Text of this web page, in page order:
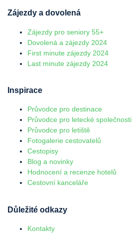
Zájezdy a dovolená
Zájezdy pro seniory 55+
Dovolená a zájezdy 2024
First minute zájezdy 2024
Last minute zájezdy 2024
Inspirace
Průvodce pro destinace
Průvodce pro letecké společnosti
Průvodce pro letiště
Fotogalerie cestovatelů
Cestopisy
Blog a novinky
Hodnocení a recenze hotelů
Cestovní kanceláře
Důležité odkazy
Kontakty